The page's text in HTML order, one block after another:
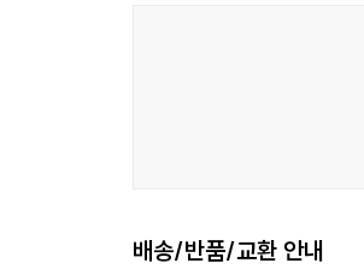
배송/반품/교환 안내